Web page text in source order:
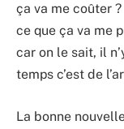
ça va me coûter ?
ce que ça va me
car on le sait, il
temps c’est de
La bonne